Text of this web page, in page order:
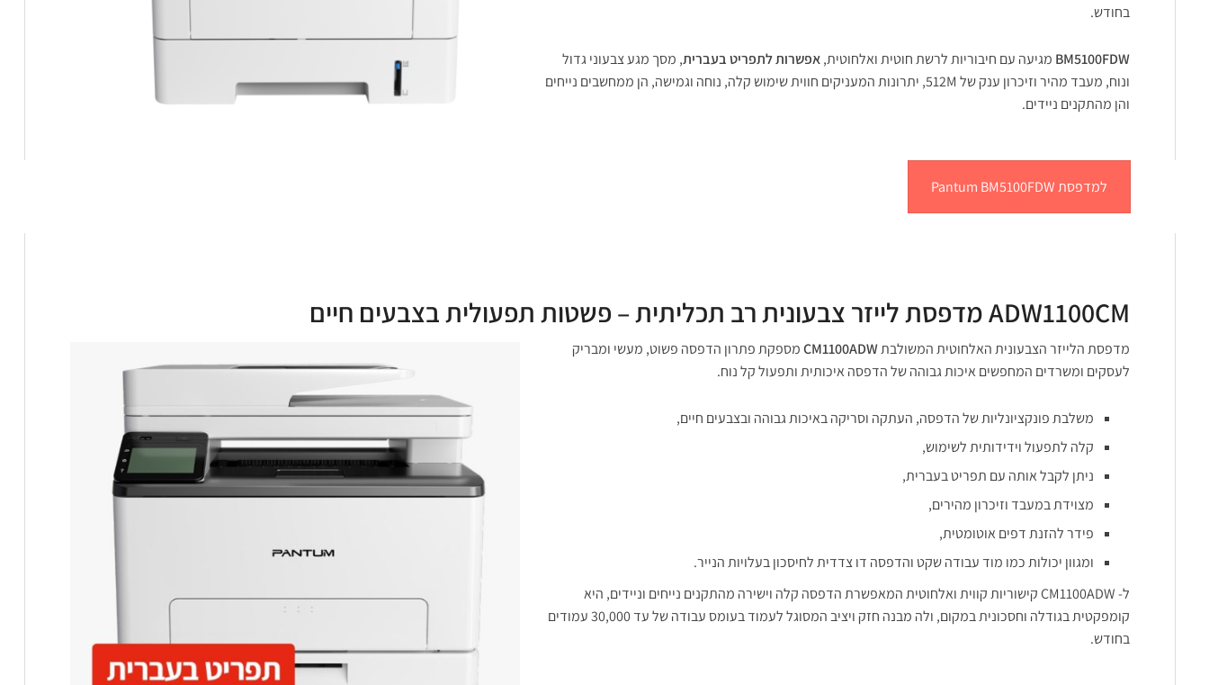
בחודש.
BM5100FDW מגיעה עם חיבוריות לרשת חוטית ואלחוטית,אפשרות לתפריט בעברית, מסך מגע צבעוני גדול
ונוח, מעבד מהיר וזיכרון ענק של 512M, יתרונות המעניקים חווית שימוש קלה, נוחה וגמישה, הן ממחשבים נייחים
והן מהתקנים ניידים.
למדפסת Pantum BM5100FDW
ADW1100CM מדפסת לייזר צבעונית רב תכליתית – פשטות תפעולית בצבעים חיים
מדפסת הלייזר הצבעונית האלחוטית המשולבתCM1100ADWמספקת פתרון הדפסה פשוט, מעשי ומבריק
לעסקים ומשרדים המחפשים איכות גבוהה של הדפסה איכותית ותפעול קל נוח.
משלבת פונקציונליות של הדפסה, העתקה וסריקה באיכות גבוהה ובצבעים חיים,
קלה לתפעול וידידותית לשימוש,
ניתן לקבל אותה עם תפריט בעברית,
מצוידת במעבד וזיכרון מהירים,
פידר להזנת דפים אוטומטית,
ומגוון יכולות כמו מוד עבודה שקט והדפסה דו צדדית לחיסכון בעלויות הנייר.
ל- CM1100ADW קישוריות קווית ואלחוטית המאפשרת הדפסה קלה וישירה מהתקנים נייחים וניידים, היא
קומפקטית בגודלה וחסכונית במקום, ולה מבנה חזק ויציב המסוגל לעמוד בעומס עבודה של עד 30,000 עמודים
בחודש.